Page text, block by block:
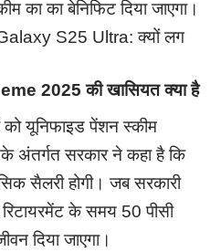
का का बेनिफिट दिया जाएगा।
S25 Ultra: क्यों लग
2025 की खासियत क्या है
यूनिफाइड पेंशन स्कीम
अंतर्गत सरकार ने कहा है कि
सैलरी होगी। जब सरकारी
रिटायरमेंट के समय 50 पीसी
दिया जाएगा।